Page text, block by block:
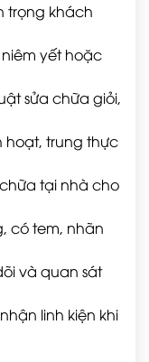
trọng khách
yết hoặc
sửa chữa giỏi,
hoạt, trung thực
tại nhà cho
có tem, nhãn
và quan sát
linh kiện khi